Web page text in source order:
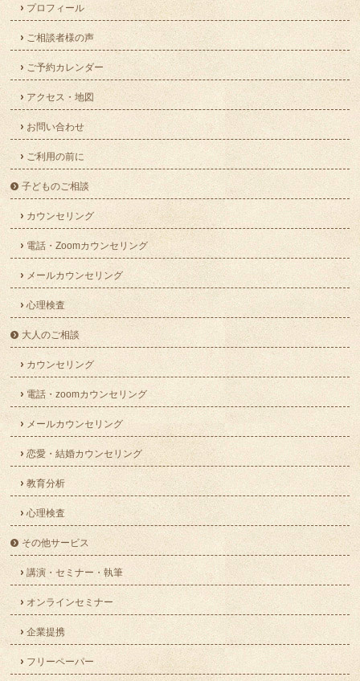
プロフィール
ご相談者様の声
ご予約カレンダー
アクセス・地図
お問い合わせ
ご利用の前に
子どものご相談
カウンセリング
電話・Zoomカウンセリング
メールカウンセリング
心理検査
大人のご相談
カウンセリング
電話・zoomカウンセリング
メールカウンセリング
恋愛・結婚カウンセリング
教育分析
心理検査
その他サービス
講演・セミナー・執筆
オンラインセミナー
企業提携
フリーペーパー